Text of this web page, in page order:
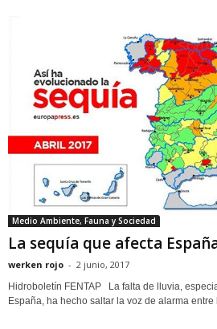
Medio Ambiente, Fauna y Sociedad
La sequía que afecta
werken rojo - 2 junio, 2017
Hidroboletín FENTAP La falta de lluvia,
España, ha hecho saltar la voz de alarma entre